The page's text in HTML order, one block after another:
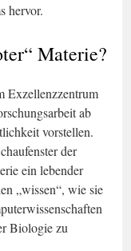
hervor.
Materie?
Exzellenzzentrum
ab
vorstellen.
der
ein lebender
„wissen“, wie sie
Biologie zu